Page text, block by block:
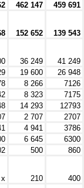
462 147
459 691
152 652
139 543
36 249
41 249
19 600
26 948
8 266
7126
8 323
7175
14 293
12793
2 707
2707
4 941
3786
6 645
6300
500
860
x 210
400